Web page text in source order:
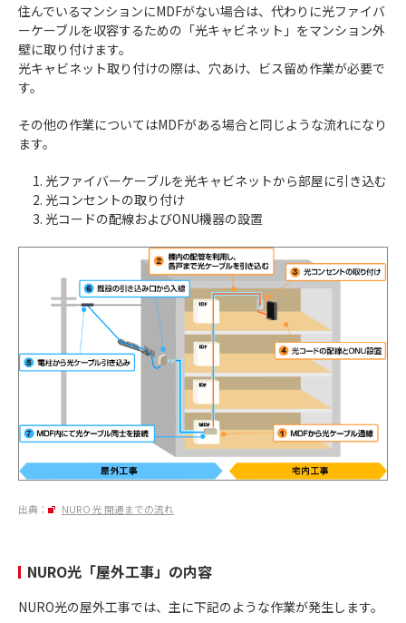
住んでいるマンションにMDFがない場合は、代わりに光ファイバ
ーケーブルを収容するための「光キャビネット」をマンション外
壁に取り付けます。
光キャビネット取り付けの際は、穴あけ、ビス留め作業が必要で
す。
その他の作業についてはMDFがある場合と同じような流れになり
ます。
光ファイバーケーブルを光キャビネットから部屋に引き込む
光コンセントの取り付け
光コードの配線およびONU機器の設置
出典： NURO 光 開通までの流れ
NURO光「屋外工事」の内容
NURO光の屋外工事では、主に下記のような作業が発生します。